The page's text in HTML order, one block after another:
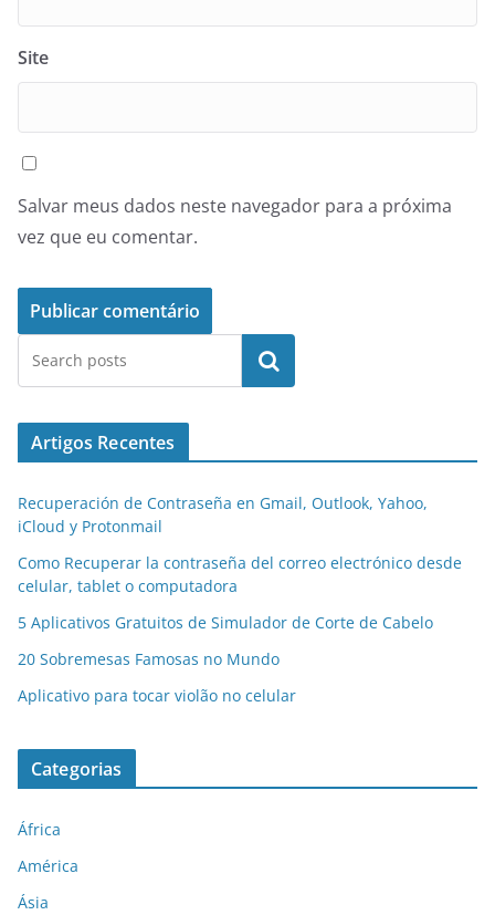
Site
Salvar meus dados neste navegador para a próxima
vez que eu comentar.
Pesquisar
Artigos Recentes
Recuperación de Contraseña en Gmail, Outlook, Yahoo,
iCloud y Protonmail
Como Recuperar la contraseña del correo electrónico desde
celular, tablet o computadora
5 Aplicativos Gratuitos de Simulador de Corte de Cabelo
20 Sobremesas Famosas no Mundo
Aplicativo para tocar violão no celular
Categorias
África
América
Ásia